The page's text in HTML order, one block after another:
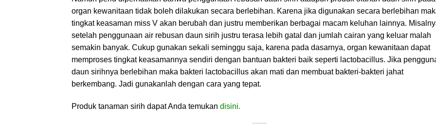
organ kewanitaan tidak boleh dilakukan secara berlebihan. Karena jika digunakan secara berlebihan
tingkat keasaman miss V akan berubah dan justru memberikan berbagai macam keluhan lainnya.
setelah penggunaan air rebusan daun sirih justru terasa lebih gatal dan jumlah cairan yang keluar malah
semakin banyak. Cukup gunakan sekali seminggu saja, karena pada dasarnya, organ kewanitaan dapat
memproses tingkat keasamannya sendiri dengan bantuan bakteri baik seperti lactobacillus. Jika
daun sirihnya berlebihan maka bakteri lactobacillus akan mati dan membuat bakteri-bakteri jahat
berkembang. Jadi gunakanlah dengan cara yang tepat.
Produk tanaman sirih dapat Anda temukan disini.